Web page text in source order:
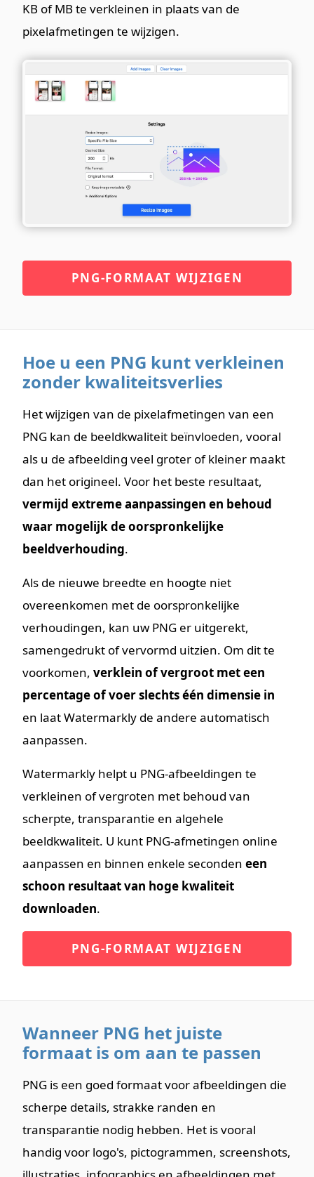
KB of MB te verkleinen in plaats van de
pixelafmetingen te wijzigen.
PNG-FORMAAT WIJZIGEN
Hoe u een PNG kunt verkleinen
zonder kwaliteitsverlies
Het wijzigen van de pixelafmetingen van een
PNG kan de beeldkwaliteit beïnvloeden, vooral
als u de afbeelding veel groter of kleiner maakt
dan het origineel. Voor het beste resultaat,
vermijd extreme aanpassingen en behoud
waar mogelijk de oorspronkelijke
beeldverhouding.
Als de nieuwe breedte en hoogte niet
overeenkomen met de oorspronkelijke
verhoudingen, kan uw PNG er uitgerekt,
samengedrukt of vervormd uitzien. Om dit te
voorkomen, verklein of vergroot met een
percentage of voer slechts één dimensie in
en laat Watermarkly de andere automatisch
aanpassen.
Watermarkly helpt u PNG-afbeeldingen te
verkleinen of vergroten met behoud van
scherpte, transparantie en algehele
beeldkwaliteit. U kunt PNG-afmetingen online
aanpassen en binnen enkele seconden een
schoon resultaat van hoge kwaliteit
downloaden.
PNG-FORMAAT WIJZIGEN
Wanneer PNG het juiste
formaat is om aan te passen
PNG is een goed formaat voor afbeeldingen die
scherpe details, strakke randen en
transparantie nodig hebben. Het is vooral
handig voor logo's, pictogrammen, screenshots,